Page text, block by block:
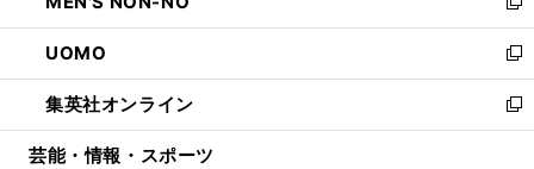
開
く
ウ
で
開
く
ィ
ン
ド
ウ
で
開
い
ウ
ィ
ン
ド
ウ
新
し
い
ウ
ィ
ン
UOMO
新
し
い
ウ
集英社オンライン
新
し
芸能・情報・スポーツ